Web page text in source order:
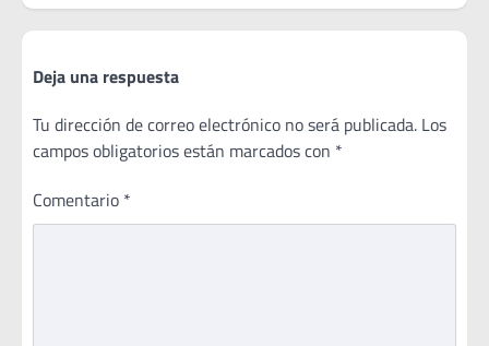
Deja una respuesta
Tu dirección de correo electrónico no será publicada. Los
campos obligatorios están marcados con *
Comentario *